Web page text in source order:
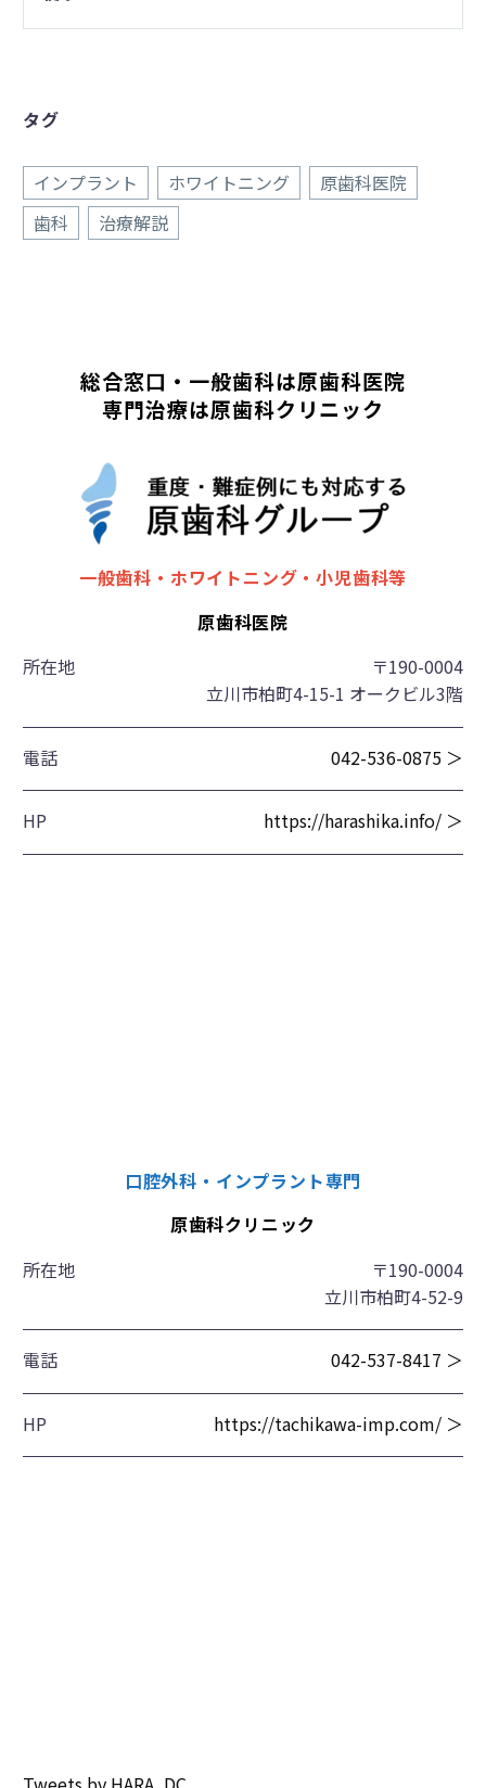
タグ
インプラント ホワイトニング
原歯科医院
歯科
治療解説
総合窓口・一般歯科は原歯科医院
専門治療は原歯科クリニック
一般歯科・ホワイトニング・小児歯科等
原歯科医院
所在地
〒190-0004
立川市柏町4-15-1 オークビル3階
電話 042-536-0875 ＞
HP https://harashika.info/ ＞
口腔外科・インプラント専門
原歯科クリニック
所在地
〒190-0004
立川市柏町4-52-9
電話 042-537-8417 ＞
HP https://tachikawa-imp.com/ ＞